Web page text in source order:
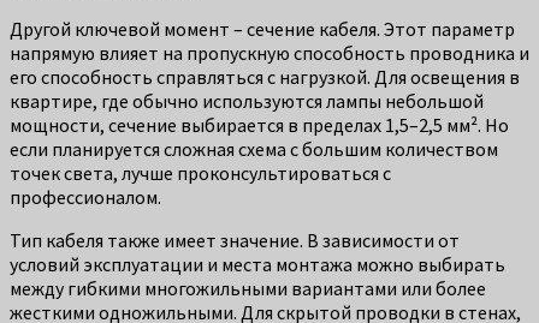
Другой ключевой момент – сечение кабеля. Этот параметр
напрямую влияет на пропускную способность проводника и
его способность справляться с нагрузкой. Для освещения в
квартире, где обычно используются лампы небольшой
мощности, сечение выбирается в пределах 1,5–2,5 мм². Но
если планируется сложная схема с большим количеством
точек света, лучше проконсультироваться с
профессионалом.
Тип кабеля также имеет значение. В зависимости от
условий эксплуатации и места монтажа можно выбирать
между гибкими многожильными вариантами или более
жесткими одножильными. Для скрытой проводки в стенах,